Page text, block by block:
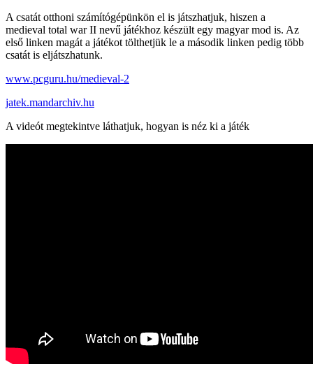
A csatát otthoni számítógépünkön el is játszhatjuk, hiszen a
medieval total war II nevű játékhoz készült egy magyar mod is. Az
első linken magát a játékot tölthetjük le a második linken pedig több
csatát is eljátszhatunk.
www.pcguru.hu/medieval-2
jatek.mandarchiv.hu
A videót megtekintve láthatjuk, hogyan is néz ki a játék